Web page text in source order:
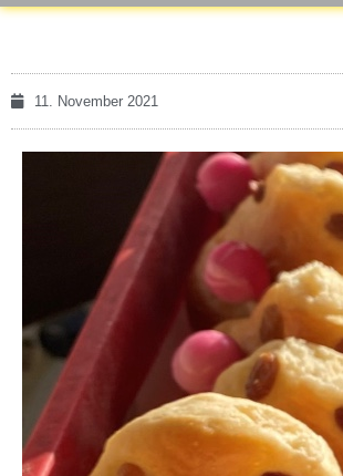
11. November 2021